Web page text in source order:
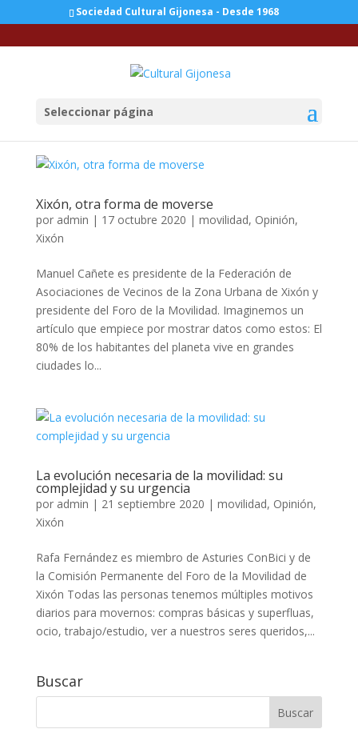
Sociedad Cultural Gijonesa - Desde 1968
Seleccionar página
Xixón, otra forma de moverse
por admin | 17 octubre 2020 | movilidad, Opinión,
Xixón
Manuel Cañete es presidente de la Federación de
Asociaciones de Vecinos de la Zona Urbana de Xixón y
presidente del Foro de la Movilidad. Imaginemos un
artículo que empiece por mostrar datos como estos: El
80% de los habitantes del planeta vive en grandes
ciudades lo...
La evolución necesaria de la movilidad: su
complejidad y su urgencia
por admin | 21 septiembre 2020 | movilidad, Opinión,
Xixón
Rafa Fernández es miembro de Asturies ConBici y de
la Comisión Permanente del Foro de la Movilidad de
Xixón Todas las personas tenemos múltiples motivos
diarios para movernos: compras básicas y superfluas,
ocio, trabajo/estudio, ver a nuestros seres queridos,...
Buscar